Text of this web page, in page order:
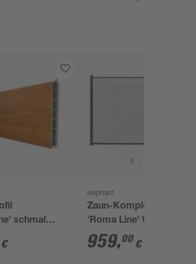
schmal
braun 180
cm
€
elephant
Zaun-Komplettset
'Roma Line' WPC
beige mit Pfosten
anthrazit zum
959,00 €